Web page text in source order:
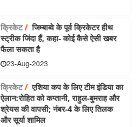
क्रिकेट/जिम्बाब्वे के पूर्व क्रिकेटर हीथ
स्ट्रीक जिंदा हैं, कहा- कोई कैसे ऐसी खबर
फैला सकता है
23-Aug-2023
क्रिकेट/एशिया कप के लिए टीम इंडिया का
ऐलान:रोहित को कप्तानी, राहुल-बुमराह और
श्रेयस की वापसी; नंबर-4 के लिए तिलक
और सूर्या शामिल